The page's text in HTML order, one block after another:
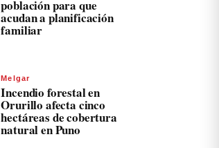
población para que
acudan a planificación
familiar
Melgar
Incendio forestal en
Orurillo afecta cinco
hectáreas de cobertura
natural en Puno